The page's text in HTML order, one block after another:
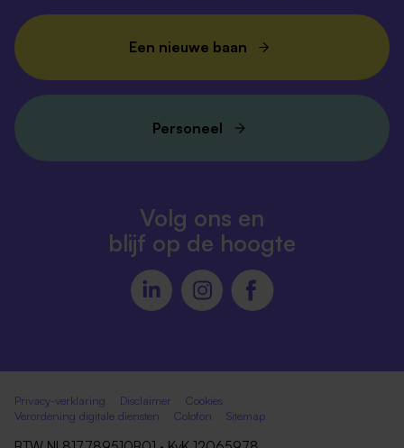
Een nieuwe baan
Personeel
Volg ons en
blijf op de hoogte
Privacy-verklaring Disclaimer
Cookies
Verordening digitale diensten
Colofon Sitemap